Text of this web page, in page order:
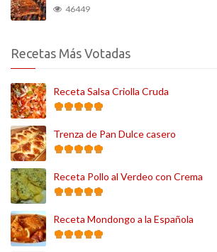
46449
Recetas Más Votadas
Receta Salsa Criolla Cruda
Trenza de Pan Dulce casero
Receta Pollo al Verdeo con Crema
Receta Mondongo a la Española